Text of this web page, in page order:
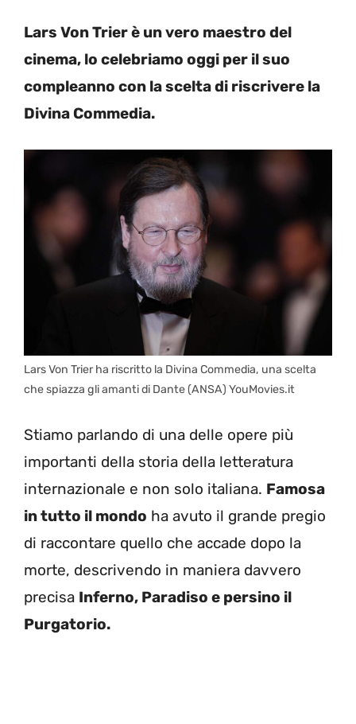
Lars Von Trier è un vero maestro del
cinema, lo celebriamo oggi per il suo
compleanno con la scelta di riscrivere la
Divina Commedia.
Lars Von Trier ha riscritto la Divina Commedia, una scelta
che spiazza gli amanti di Dante (ANSA) YouMovies.it
Stiamo parlando di una delle opere più
importanti della storia della letteratura
internazionale e non solo italiana. Famosa
in tutto il mondo ha avuto il grande pregio
di raccontare quello che accade dopo la
morte, descrivendo in maniera davvero
precisa Inferno, Paradiso e persino il
Purgatorio.